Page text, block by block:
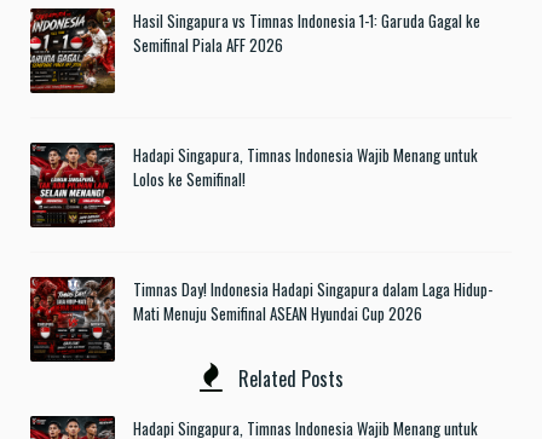
Hasil Singapura vs Timnas Indonesia 1-1: Garuda Gagal ke
Semifinal Piala AFF 2026
Hadapi Singapura, Timnas Indonesia Wajib Menang untuk
Lolos ke Semifinal!
Timnas Day! Indonesia Hadapi Singapura dalam Laga Hidup-
Mati Menuju Semifinal ASEAN Hyundai Cup 2026
Related Posts
Hadapi Singapura, Timnas Indonesia Wajib Menang untuk